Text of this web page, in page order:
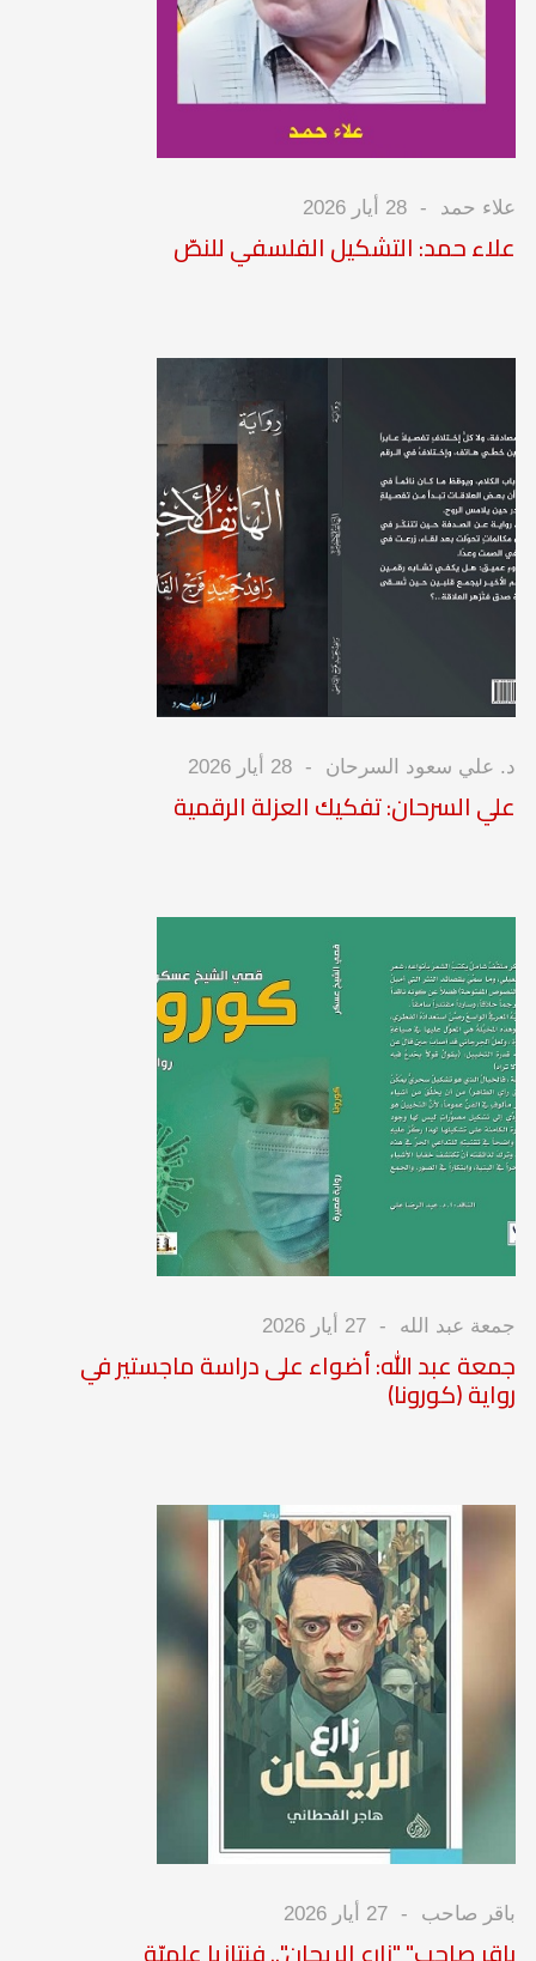
علاء حمد 28 أيار 2026
علاء حمد: التشكيل الفلسفي للنصّ
د. علي سعود السرحان 28 أيار 2026
علي السرحان: تفكيك العزلة الرقمية
جمعة عبد الله 27 أيار 2026
جمعة عبد الله: أضواء على دراسة ماجستير في
رواية (كورونا)
باقر صاحب 27 أيار 2026